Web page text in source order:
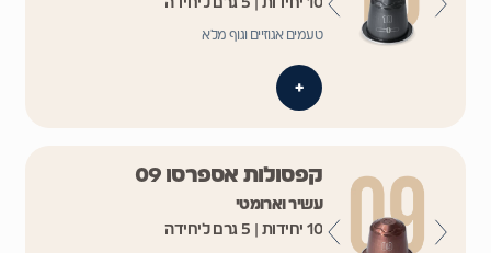
טעמים אגוזיים וגוף מלא
+
קפסולות אספרסו 09
עשיר וארומטי
10 יחידות | 5 גרם ליחידה